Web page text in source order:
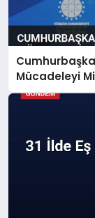
Mücadeleyi